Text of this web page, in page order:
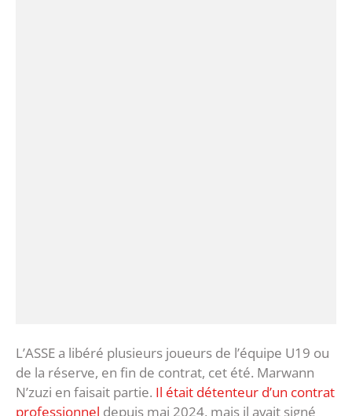
L’ASSE a libéré plusieurs joueurs de l’équipe U19 ou
de la réserve, en fin de contrat, cet été. Marwann
N’zuzi en faisait partie. Il était détenteur d’un contrat
professionnel depuis mai 2024, mais il avait signé